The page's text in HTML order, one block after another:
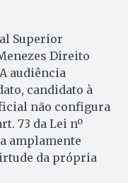
Superior
Direito
audiência
candidato à
não configura
73 da Lei nº
amplamente
da própria